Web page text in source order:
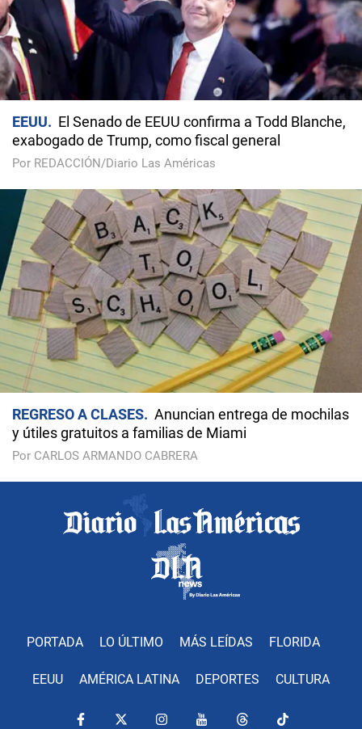
EEUU
El Senado de EEUU confirma a Todd Blanche,
exabogado de Trump, como fiscal general
Por REDACCIÓN/Diario Las Américas
REGRESO A CLASES
Anuncian entrega de mochilas
y útiles gratuitos a familias de Miami
Por CARLOS ARMANDO CABRERA
PORTADA LO ÚLTIMO MÁS LEÍDAS FLORIDA
EEUU AMÉRICA LATINA DEPORTES CULTURA